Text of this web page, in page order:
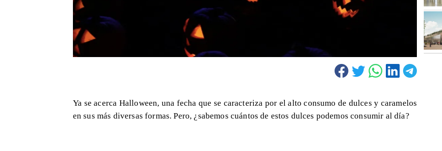
Ya se acerca Halloween, una fecha que se caracteriza por el alto consumo de dulces y caramelos
en sus más diversas formas. Pero, ¿sabemos cuántos de estos dulces podemos consumir al día?